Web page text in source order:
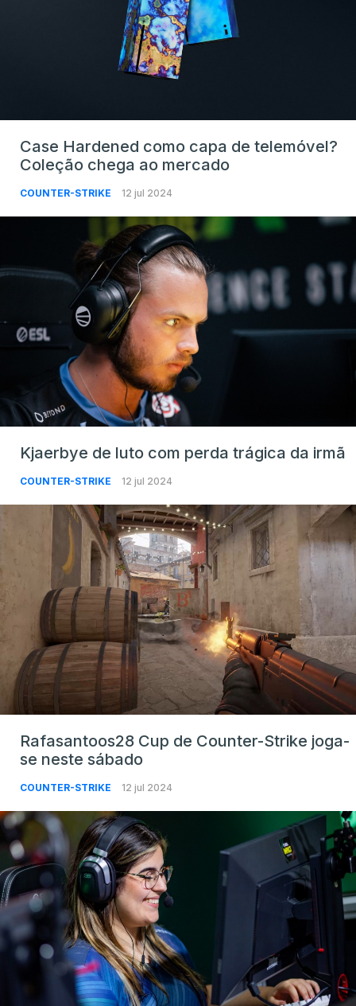
Case Hardened como capa de telemóvel?
Coleção chega ao mercado
COUNTER-STRIKE 12 jul 2024
Kjaerbye de luto com perda trágica da irmã
COUNTER-STRIKE 12 jul 2024
Rafasantoos28 Cup de Counter-Strike joga-
se neste sábado
COUNTER-STRIKE 12 jul 2024